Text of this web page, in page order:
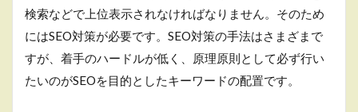
ディ
ング
ペー
ジを
設置
する
検索などで上位表示されなければなりません。そのため
にはSEO対策が必要です。SEO対策の手法はさまざまで
すが、着手のハードルが低く、原理原則として必ず行い
たいのがSEOを目的としたキーワードの配置です。